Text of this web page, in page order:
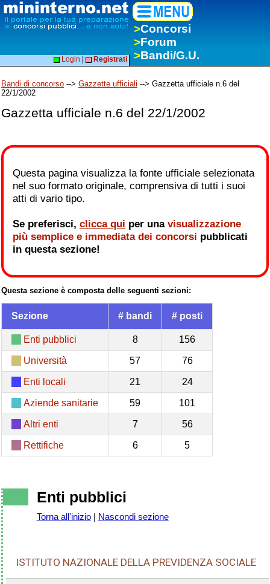
>Concorsi
>Forum
>Bandi/G.U.
Login Registrati
Bandi di concorso --> Gazzette ufficiali --> Gazzetta ufficiale n.6 del
22/1/2002
Gazzetta ufficiale n.6 del 22/1/2002
Questa pagina visualizza la fonte ufficiale selezionata
nel suo formato originale, comprensiva di tutti i suoi
atti di vario tipo.
Se preferisci, clicca qui per una visualizzazione
più semplice e immediata dei concorsi pubblicati
in questa sezione!
Questa sezione è composta delle seguenti sezioni:
Sezione # bandi # posti
Enti pubblici 8 156
Università 57 76
Enti locali 21 24
Aziende sanitarie 59 101
Altri enti 7 56
Rettifiche 6 5
Enti pubblici
Torna all'inizio| Nascondi sezione
ISTITUTO NAZIONALE DELLA PREVIDENZA SOCIALE